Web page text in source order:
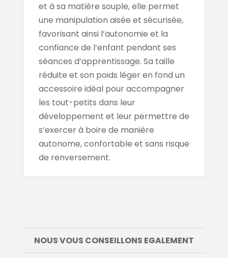
et à sa matière souple, elle permet
une manipulation aisée et sécurisée,
favorisant ainsi l’autonomie et la
confiance de l’enfant pendant ses
séances d’apprentissage. Sa taille
réduite et son poids léger en fond un
accessoire idéal pour accompagner
les tout-petits dans leur
développement et leur permettre de
s’exercer à boire de manière
autonome, confortable et sans risque
de renversement.
NOUS VOUS CONSEILLONS EGALEMENT